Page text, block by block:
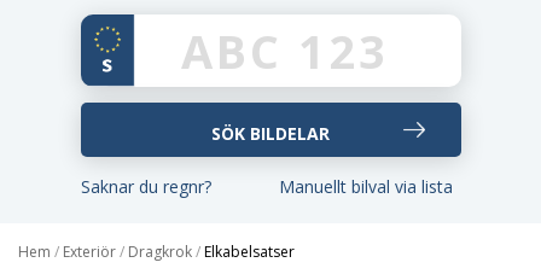
Saknar du regnr? Manuellt bilval via lista
Hem / Exteriör/ Dragkrok/Elkabelsatser